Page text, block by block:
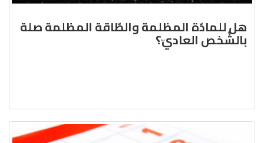
هل للمادّة المظلمة والطّاقة المظلمة صلة
بالشّخص العاديّ؟